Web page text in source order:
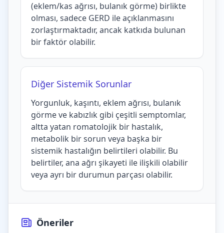
(eklem/kas ağrısı, bulanık görme) birlikte
olması, sadece GERD ile açıklanmasını
zorlaştırmaktadır, ancak katkıda bulunan
bir faktör olabilir.
Diğer Sistemik Sorunlar
Yorgunluk, kaşıntı, eklem ağrısı, bulanık
görme ve kabızlık gibi çeşitli semptomlar,
altta yatan romatolojik bir hastalık,
metabolik bir sorun veya başka bir
sistemik hastalığın belirtileri olabilir. Bu
belirtiler, ana ağrı şikayeti ile ilişkili olabilir
veya ayrı bir durumun parçası olabilir.
Öneriler